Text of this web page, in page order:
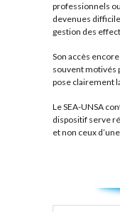
professionnels
devenues
gestion des
Son accès
souvent motivés
pose clairement
Le SEA-UNSA
dispositif serve
et non ceux